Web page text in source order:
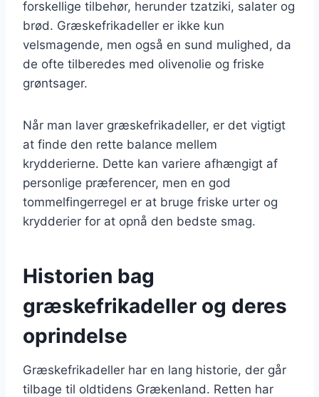
forskellige tilbehør, herunder tzatziki, salater og
brød. Græskefrikadeller er ikke kun
velsmagende, men også en sund mulighed, da
de ofte tilberedes med olivenolie og friske
grøntsager.
Når man laver græskefrikadeller, er det vigtigt
at finde den rette balance mellem
krydderierne. Dette kan variere afhængigt af
personlige præferencer, men en god
tommelfingerregel er at bruge friske urter og
krydderier for at opnå den bedste smag.
Historien bag
græskefrikadeller og deres
oprindelse
Græskefrikadeller har en lang historie, der går
tilbage til oldtidens Grækenland. Retten har